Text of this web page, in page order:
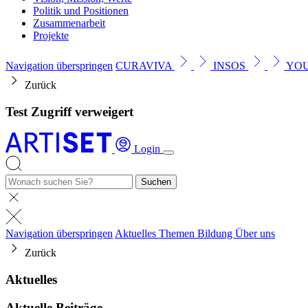
Politik und Positionen
Zusammenarbeit
Projekte
Navigation überspringen CURAVIVA INSOS
Zurück
Test Zugriff verweigert
Login
Suchen
Navigation überspringen Aktuelles Themen Bildung Über uns
Zurück
Aktuelles